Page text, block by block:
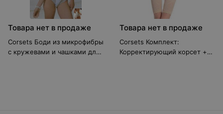
Товара нет в продаже
Corsets Боди из микрофибры
с кружевами и чашками для
Товара нет в продаже
Corsets Комплект:
Корректирующий корсет +